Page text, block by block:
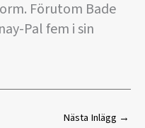
Förutom Bade
Pal fem i sin
Nästa Inlägg →